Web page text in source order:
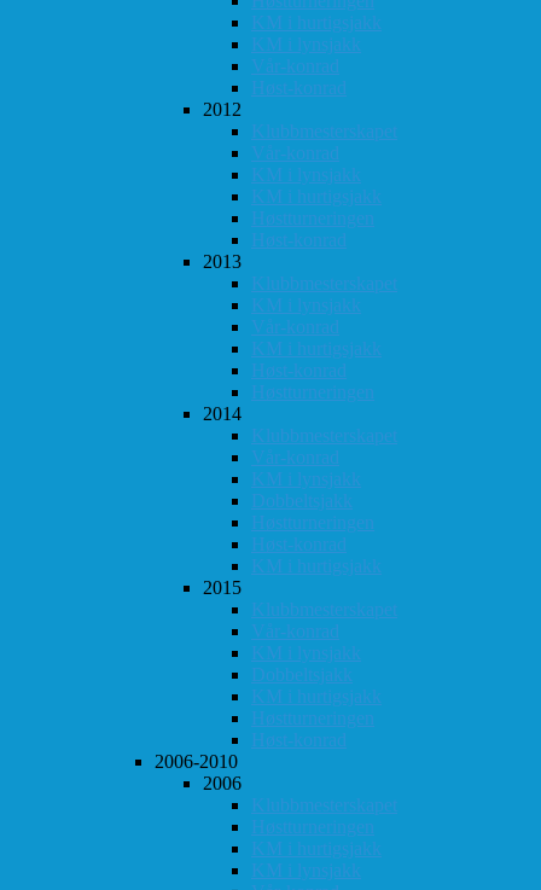
KM i hurtigsjakk
KM i lynsjakk
Vår-konrad
Høst-konrad
2012
Klubbmesterskapet
Vår-konrad
KM i lynsjakk
KM i hurtigsjakk
Høstturneringen
Høst-konrad
2013
Klubbmesterskapet
KM i lynsjakk
Vår-konrad
KM i hurtigsjakk
Høst-konrad
Høstturneringen
2014
Klubbmesterskapet
Vår-konrad
KM i lynsjakk
Dobbeltsjakk
Høstturneringen
Høst-konrad
KM i hurtigsjakk
2015
Klubbmesterskapet
Vår-konrad
KM i lynsjakk
Dobbeltsjakk
KM i hurtigsjakk
Høstturneringen
Høst-konrad
2006-2010
2006
Klubbmesterskapet
Høstturneringen
KM i hurtigsjakk
KM i lynsjakk